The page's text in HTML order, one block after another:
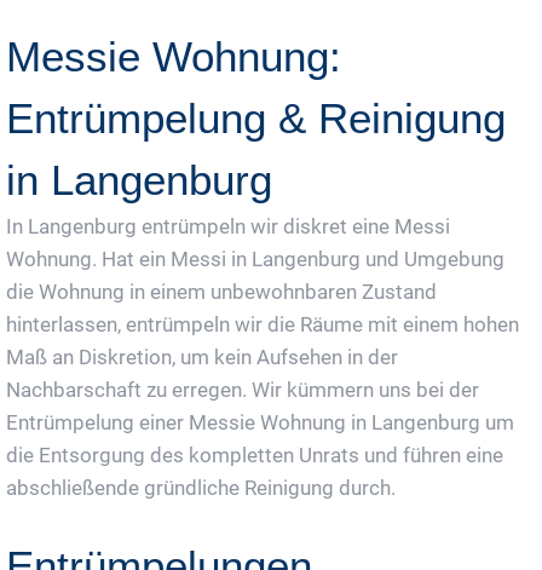
Messie Wohnung:
Entrümpelung & Reinigung
in Langenburg
In Langenburg entrümpeln wir diskret eine Messi
Wohnung. Hat ein Messi in Langenburg und Umgebung
die Wohnung in einem unbewohnbaren Zustand
hinterlassen, entrümpeln wir die Räume mit einem hohen
Maß an Diskretion, um kein Aufsehen in der
Nachbarschaft zu erregen. Wir kümmern uns bei der
Entrümpelung einer Messie Wohnung in Langenburg um
die Entsorgung des kompletten Unrats und führen eine
abschließende gründliche Reinigung durch.